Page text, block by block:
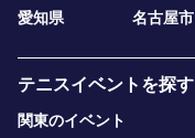
愛知県
名古屋市
テニスイベントを探す
関東のイベント